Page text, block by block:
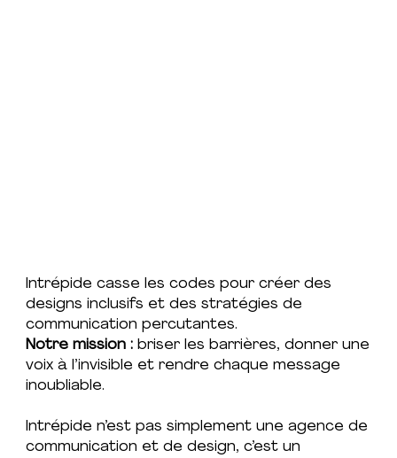
Intrépide casse les codes pour créer des
designs inclusifs et des stratégies de
communication percutantes.
Notre mission : briser les barrières, donner une
voix à l’invisible et rendre chaque message
inoubliable.
Intrépide n’est pas simplement une agence de
communication et de design, c’est un